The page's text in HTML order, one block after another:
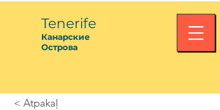
Tenerife
Канарские
Острова
< Atpakaļ